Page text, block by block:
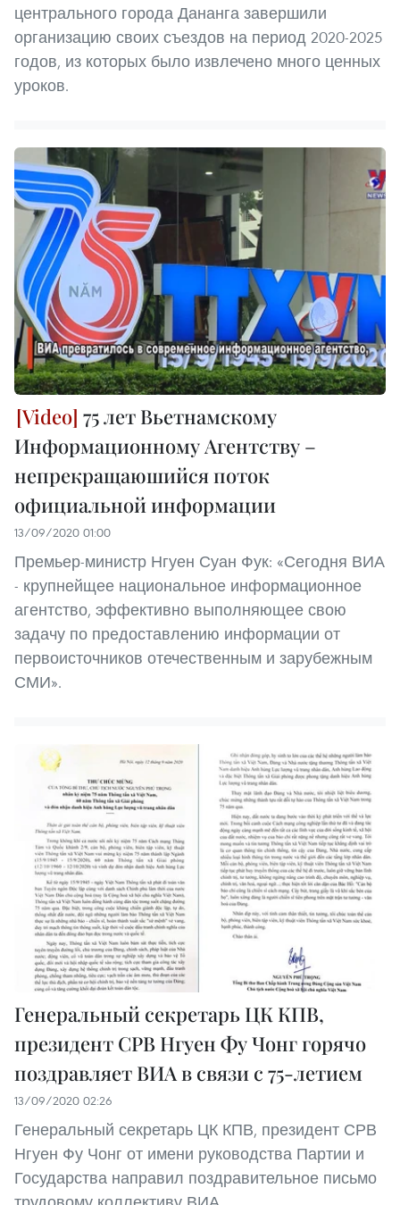
центрального города Дананга завершили
организацию своих съездов на период 2020-2025
годов, из которых было извлечено много ценных
уроков.
75 лет Вьетнамскому
Информационному Агентству –
непрекращаюшийся поток
официальной информации
13/09/2020 01:00
Премьер-министр Нгуен Суан Фук: «Сегодня ВИА
- крупнейщее национальное информационное
агентство, эффективно выполняющее свою
задачу по предоставлению информации от
первоисточников отечественным и зарубежным
СМИ».
Генеральный секретарь ЦК КПВ,
президент СРВ Нгуен Фу Чонг горячо
поздравляет ВИА в связи с 75-летием
13/09/2020 02:26
Генеральный секретарь ЦК КПВ, президент СРВ
Нгуен Фу Чонг от имени руководства Партии и
Государства направил поздравительное письмо